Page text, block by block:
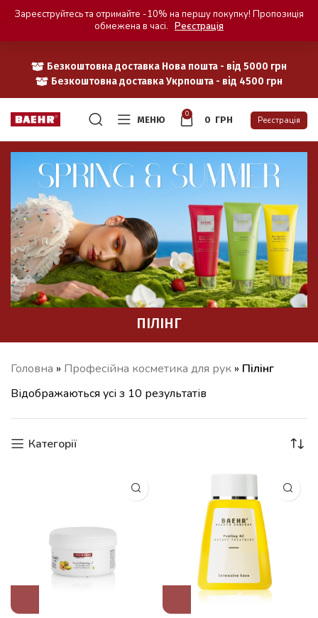
Безкоштовна доставка Нова пошта - від 5000 грн
Безкоштовна доставка Укрпошта - від 4500 грн
МЕНЮ
0
0 ГРН Реєстрація
ПІЛІНГ
Головна » Професійна косметика для рук » Пілінг
Відображаються усі з 10 результатів
Категорії
Зареєструйтесь та отримайте -10% на першу покупку! Пропозиція
обмежена в часі. Реєстрація